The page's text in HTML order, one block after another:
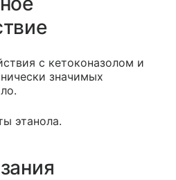
с кетоконазолом и
значимых
этанола.